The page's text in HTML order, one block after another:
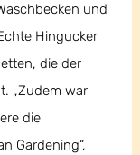
und
Hingucker
die der
„Zudem war
die
Gardening“,